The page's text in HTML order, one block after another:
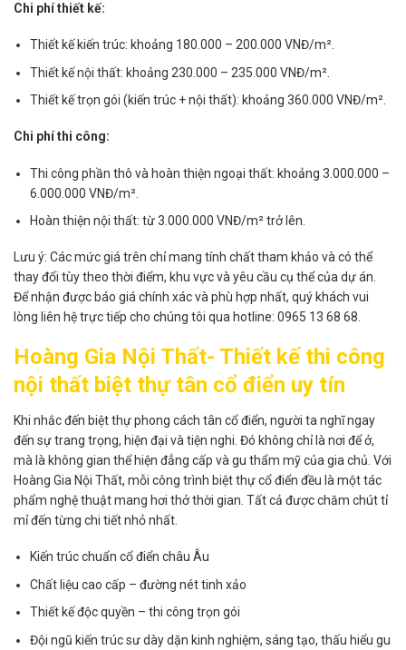
Chi phí thiết kế:
Thiết kế kiến trúc: khoảng 180.000 – 200.000 VNĐ/m².​
Thiết kế nội thất: khoảng 230.000 – 235.000 VNĐ/m².​
Thiết kế trọn gói (kiến trúc + nội thất): khoảng 360.000 VNĐ/m².​
Chi phí thi công:
Thi công phần thô và hoàn thiện ngoại thất: khoảng 3.000.000 –
6.000.000 VNĐ/m².​
Hoàn thiện nội thất: từ 3.000.000 VNĐ/m² trở lên.​
Lưu ý: Các mức giá trên chỉ mang tính chất tham khảo và có thể
thay đổi tùy theo thời điểm, khu vực và yêu cầu cụ thể của dự án.
Để nhận được báo giá chính xác và phù hợp nhất, quý khách vui
lòng liên hệ trực tiếp cho chúng tôi qua hotline: 0965 13 68 68.
Hoàng Gia Nội Thất- Thiết kế thi công
nội thất biệt thự tân cổ điển uy tín
Khi nhắc đến biệt thự phong cách tân cổ điển, người ta nghĩ ngay
đến sự trang trọng, hiện đại và tiện nghi. Đó không chỉ là nơi để ở,
mà là không gian thể hiện đẳng cấp và gu thẩm mỹ của gia chủ. Với
Hoàng Gia Nội Thất, mỗi công trình biệt thự cổ điển đều là một tác
phẩm nghệ thuật mang hơi thở thời gian. Tất cả được chăm chút tỉ
mỉ đến từng chi tiết nhỏ nhất.
Kiến trúc chuẩn cổ điển châu Âu
Chất liệu cao cấp – đường nét tinh xảo
Thiết kế độc quyền – thi công trọn gói
Đội ngũ kiến trúc sư dày dặn kinh nghiệm, sáng tạo, thấu hiểu gu